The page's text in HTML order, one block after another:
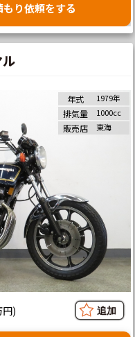
り依頼をする
年式 1979年
排気量 1000cc
販売店 東海
円)